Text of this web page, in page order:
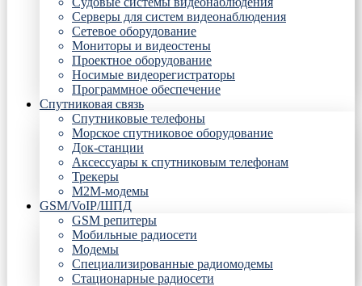
Серверы для систем видеонаблюдения
Сетевое оборудование
Мониторы и видеостены
Проектное оборудование
Носимые видеорегистраторы
Программное обеспечение
Спутниковая связь
Спутниковые телефоны
Морское спутниковое оборудование
Док-станции
Аксессуары к спутниковым телефонам
Трекеры
М2М-модемы
GSM/VoIP/ШПД
GSM репитеры
Мобильные радиосети
Модемы
Специализированные радиомодемы
Стационарные радиосети